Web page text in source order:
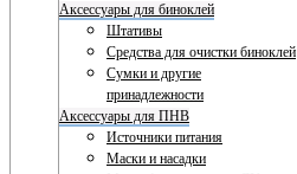
Аксессуары для биноклей
Штативы
Средства для очистки биноклей
Сумки и другие
принадлежности
Аксессуары для ПНВ
Источники питания
Маски и насадки